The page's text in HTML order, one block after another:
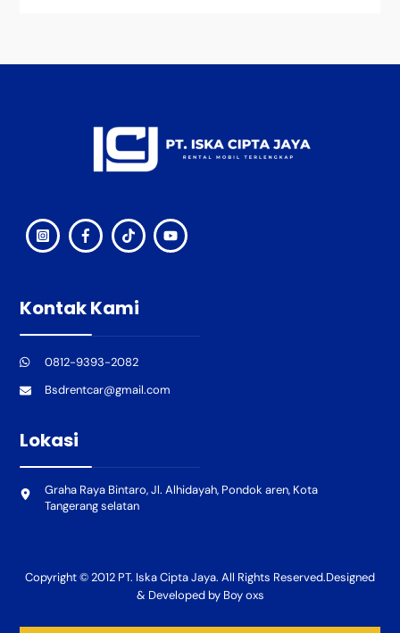
Kontak Kami
0812-9393-2082
Bsdrentcar@gmail.com
Lokasi
Graha Raya Bintaro, Jl. Alhidayah, Pondok aren, Kota
Tangerang selatan
Copyright © 2012 PT. Iska Cipta Jaya. All Rights Reserved.Designed
& Developed by Boy oxs